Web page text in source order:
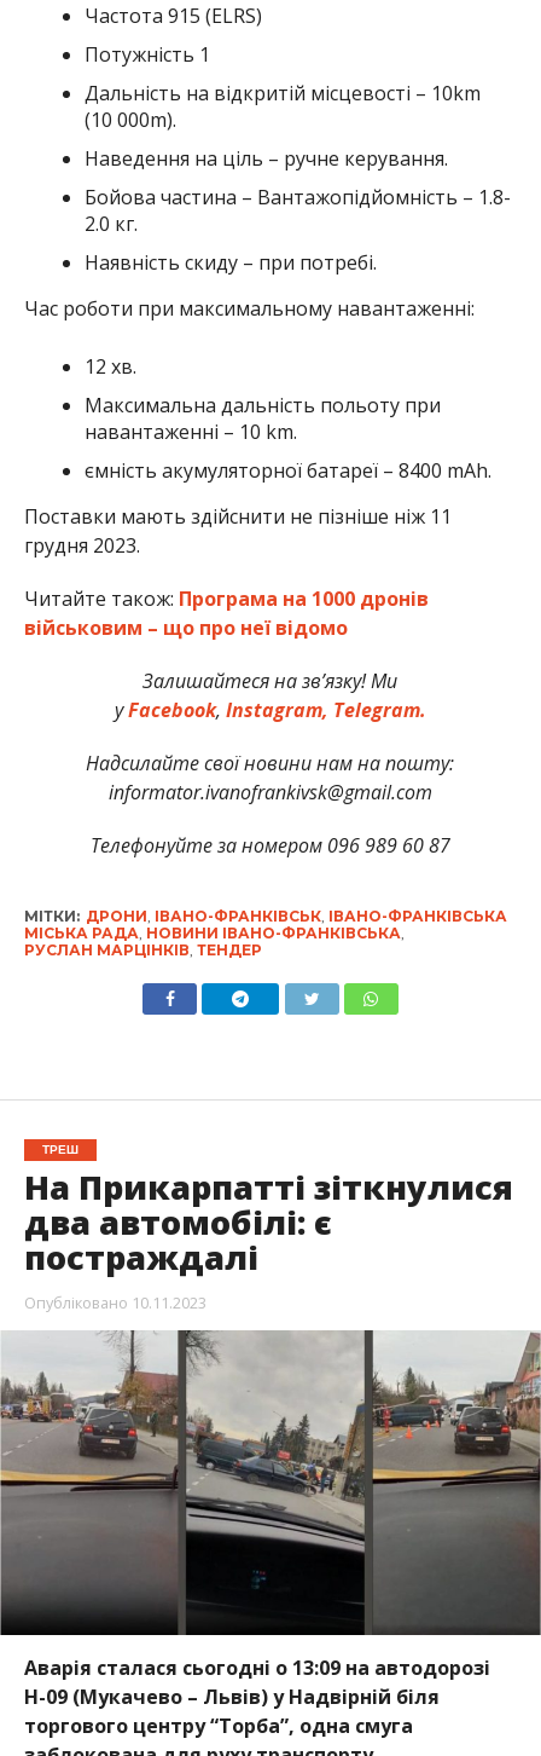
Чаcтота 915 (ELRS)
Потужність 1
Дальність на відкритій місцевості – 10km
(10 000m).
Наведення на ціль – ручне керування.
Бойова частина – Вантажопідйомність – 1.8-
2.0 кг.
Наявність скиду – при потребі.
Час роботи при максимальному навантаженні:
12 хв.
Максимальна дальність польоту при
навантаженні – 10 km.
ємність акумуляторної батареї – 8400 mAh.
Поставки мають здійснити не пізніше ніж 11
грудня 2023.
Читайте також: Програма на 1000 дронів
військовим – що про неї відомо
Залишайтеся на зв’язку! Ми
уFacebook, Instagram, Telegram.
Надсилайте свої новини нам на пошту:
informator.ivanofrankivsk@gmail.com
Телефонуйте за номером 096 989 60 87
МІТКИ: ДРОНИ ІВАНО-ФРАНКІВСЬК, ІВАНО-ФРАНКІВСЬКА
МІСЬКА РАДА НОВИНИ ІВАНО-ФРАНКІВСЬКА
РУСЛАН МАРЦІНКІВ ТЕНДЕР
ТРЕШ
На Прикарпатті зіткнулися
два автомобілі: є
постраждалі
Опубліковано 10.11.2023
Аварія сталася сьогодні о 13:09 на автодорозі
Н-09 (Мукачево – Львів) у Надвірній біля
торгового центру “Торба”, одна смуга